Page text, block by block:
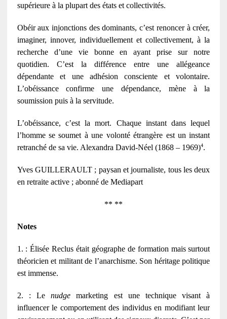
supérieure à la plupart des états et collectivités.
Obéir aux injonctions des dominants, c’est renoncer à créer,
imaginer, innover, individuellement et collectivement, à la
recherche d’une vie bonne en ayant prise sur notre
quotidien. C’est la différence entre une allégeance
dépendante et une adhésion consciente et volontaire.
L’obéissance confirme une dépendance, mène à la
soumission puis à la servitude.
L’obéissance, c’est la mort. Chaque instant dans lequel
l’homme se soumet à une volonté étrangère est un instant
retranché de sa vie. Alexandra David-Néel (1868 ‒ 1969)4.
Yves GUILLERAULT ; paysan et journaliste, tous les deux
en retraite active ; abonné de Mediapart
** **
Notes
1. : Élisée Reclus était géographe de formation mais surtout
théoricien et militant de l’anarchisme. Son héritage politique
est immense.
2. : Lenudge marketing est une technique visant à
influencer le comportement des individus en modifiant leur